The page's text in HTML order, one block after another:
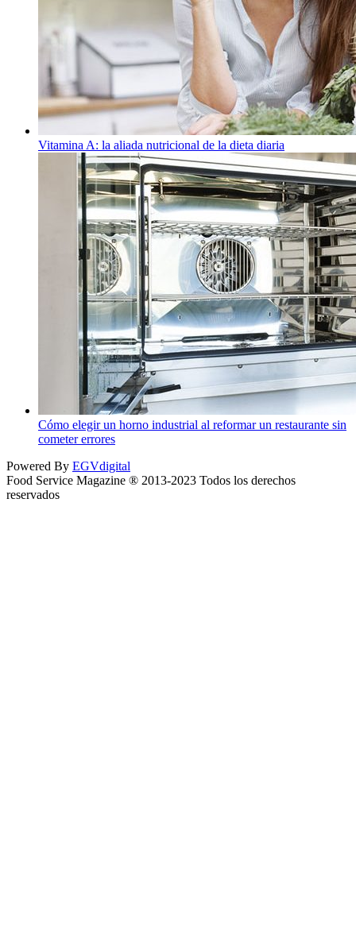
Vitamina A: la aliada nutricional de la dieta diaria
Cómo elegir un horno industrial al reformar un restaurante sin
cometer errores
Powered By EGVdigital
Food Service Magazine ® 2013-2023 Todos los derechos
reservados